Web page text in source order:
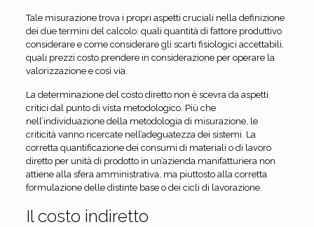
Tale misurazione trova i propri aspetti cruciali nella definizione
dei due termini del calcolo: quali quantità di fattore produttivo
considerare e come considerare gli scarti fisiologici accettabili,
quali prezzi costo prendere in considerazione per operare la
valorizzazione e così via.
La determinazione del costo diretto non è scevra da aspetti
critici dal punto di vista metodologico. Più che
nell’individuazione della metodologia di misurazione, le
criticità vanno ricercate nell’adeguatezza dei sistemi. La
corretta quantificazione dei consumi di materiali o di lavoro
diretto per unità di prodotto in un’azienda manifatturiera non
attiene alla sfera amministrativa, ma piuttosto alla corretta
formulazione delle distinte base o dei cicli di lavorazione.
Il costo indiretto